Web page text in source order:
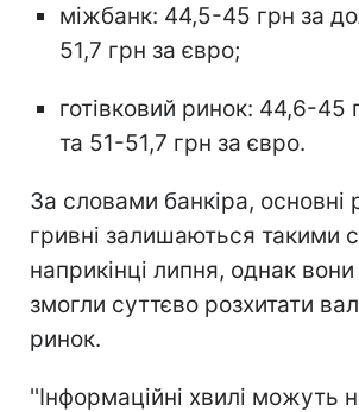
міжбанк: 44,5-45 грн за
51,7 грн за євро;
готівковий ринок: 44,6-45
та 51-51,7 грн за євро.
За словами банкіра, основні
гривні залишаються такими
наприкінці липня, однак
змогли суттєво розхитати
ринок.
''Інформаційні хвилі можуть